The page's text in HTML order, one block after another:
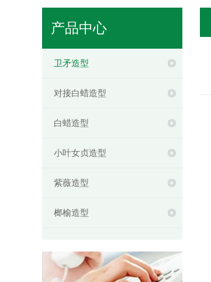
产品中心
卫矛造型
对接白蜡造型
白蜡造型
小叶女贞造型
紫薇造型
榔榆造型